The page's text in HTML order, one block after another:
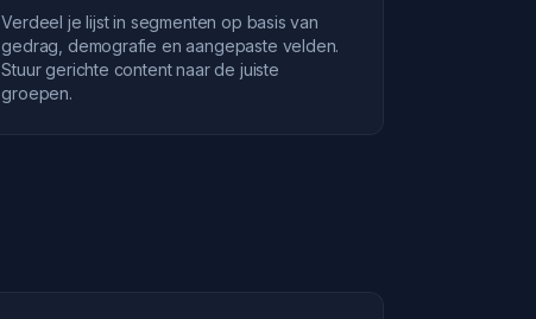
Verdeel je lijst in segmenten op basis van
gedrag, demografie en aangepaste velden.
Stuur gerichte content naar de juiste
groepen.